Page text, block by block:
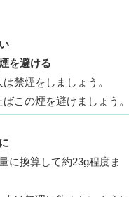
を避ける
禁煙をしましょう。
この煙を避けましょう。
に換算して約23g程度ま